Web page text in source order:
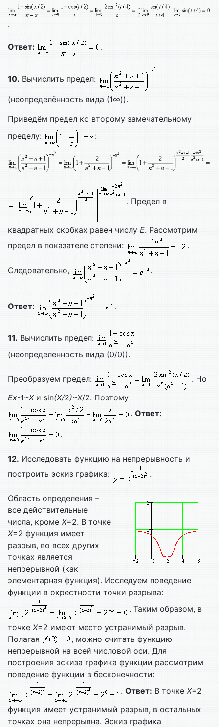
.
Ответ: .
10. Вычислить предел:
(неопределённость вида (1∞)).
Приведём предел ко второму замечательному
пределу:
:
. Предел в
квадратных скобках равен числу E. Рассмотрим
предел в показателе степени:
.
Следовательно, .
Ответ: .
11. Вычислить предел:
(неопределённость вида (0/0)).
Преобразуем предел:
. Но
Ex-1~Xи sin(X/2)~X/2. Поэтому
. Ответ:
.
12. Исследовать функцию на непрерывность и
построить эскиз графика:
.
Область определения –
все действительные
числа, кроме X=2. В точке
X=2 функция имеет
разрыв, во всех других
точках является
непрерывной (как
элементарная функция). Исследуем поведение
функции в окрестности точки разрыва:
. Таким образом, в
точке X=2 имеют место устранимый разрыв.
Полагая
, можно считать функцию
непрерывной на всей числовой оси. Для
построения эскиза графика функции рассмотрим
поведение функции в бесконечности:
. Ответ: В точке X=2
функция имеет устранимый разрыв, в остальных
точках она непрерывна. Эскиз графика